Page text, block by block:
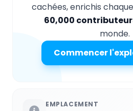
cachées, enrichis
60,000
monde.
Commencer
EMPLACEMENT